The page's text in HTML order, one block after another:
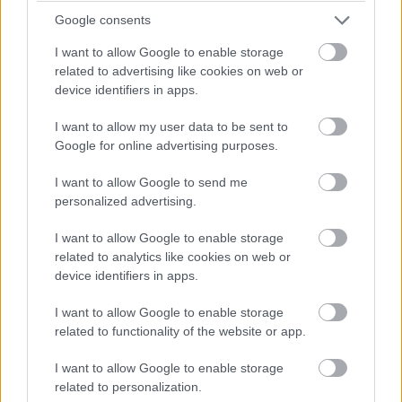
Google consents
I want to allow Google to enable storage
related to advertising like cookies on web or
device identifiers in apps.
I want to allow my user data to be sent to
Google for online advertising purposes.
I want to allow Google to send me
personalized advertising.
I want to allow Google to enable storage
related to analytics like cookies on web or
device identifiers in apps.
I want to allow Google to enable storage
related to functionality of the website or app.
I want to allow Google to enable storage
related to personalization.
Megszorította a kezemet, lágy mosoly ült az ajkán.
„Én is szeretlek, Mia. Együtt vagyunk benne.”
barátaiddal. Lehet, hogy feldobja a napjukat és
inspirálja őket.
Ezt a cikket a mindennapi életéből vett történetek
ihlették, és egy profi író írta. A nevekkel és/vagy
helyszínekkel való bármilyen hasonlóság pusztán a
illusztrációs célokat szolgál.
Még több ebből a kategóriából: Történetek